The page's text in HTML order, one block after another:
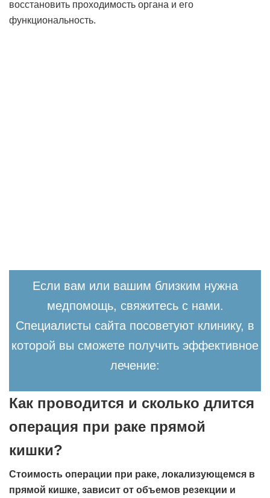
восстановить проходимость органа и его
функциональность.
Если вам или вашим близким нужна
медпомощь, свяжитесь с нами.
Специалисты сайта посоветуют клинику, в
которой вы сможете получить эффективное
лечение:
Как проводится и сколько длится
операция при раке прямой
кишки?
Стоимость операции при раке, локализующемся в
прямой кишке, зависит от объемов резекции и